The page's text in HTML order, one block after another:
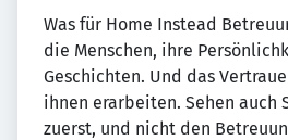
Was für Home Instead
die Menschen, ihre
Geschichten. Und das
ihnen erarbeiten. Sehen auch
zuerst, und nicht den